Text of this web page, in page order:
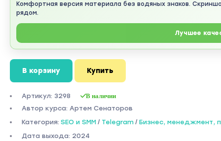
Комфортная версия материала без водяных знаков.
рядом.
Лучшее
В корзину Купить
Артикул: 3298 В наличии
Автор курса: Артем Сенаторов
Категория: SEO и SMM / Telegram / Бизнес, менеджмент,
Дата выхода: 2024